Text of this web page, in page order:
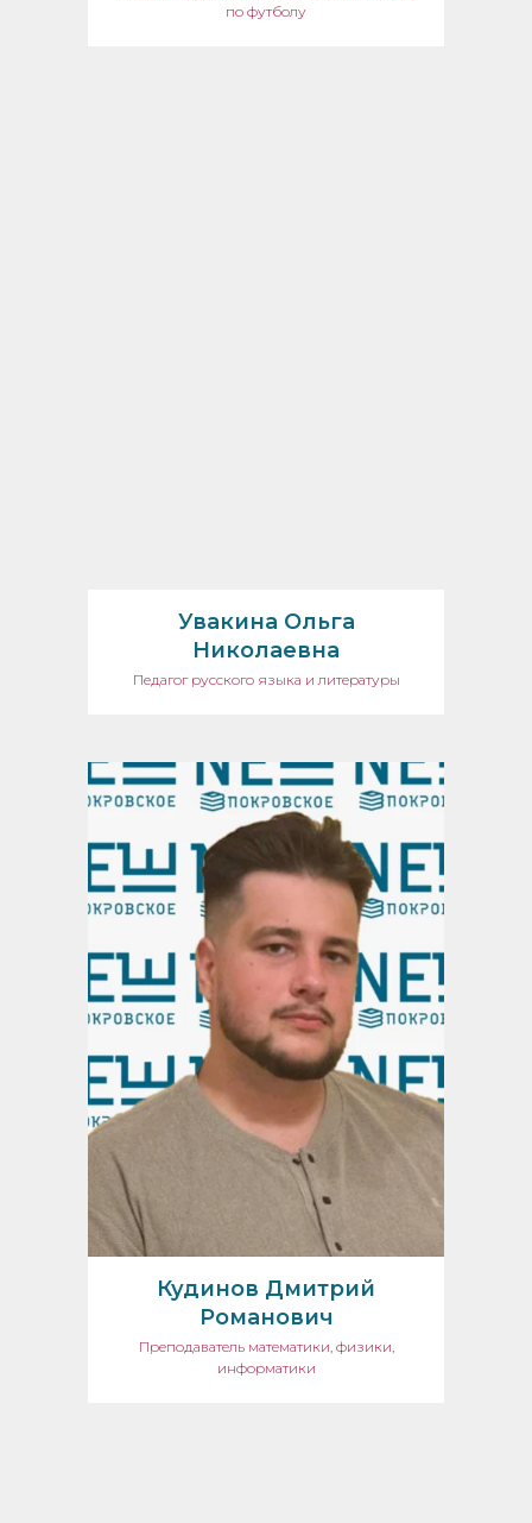
по футболу
Увакина Ольга
Николаевна
Педагог русского языка и литературы
Кудинов Дмитрий
Романович
Преподаватель математики, физики,
информатики